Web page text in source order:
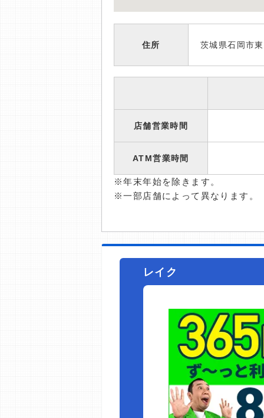
住所 茨城県石岡市
店舗営業時間
ATM営業時間
※年末年始を除きます。
※一部店舗によって異なります。
レイク